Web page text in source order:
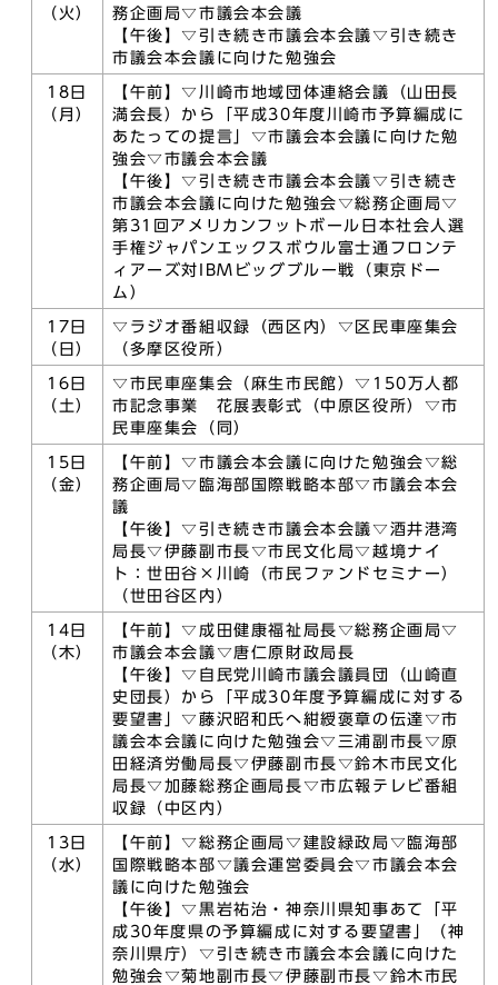
（火）
務企画局▽市議会本会議
【午後】▽引き続き市議会本会議▽引き続き
市議会本会議に向けた勉強会
18日
（月）
【午前】▽川崎市地域団体連絡会議（山田長
満会長）から「平成30年度川崎市予算編成に
あたっての提言」▽市議会本会議に向けた勉
強会▽市議会本会議
【午後】▽引き続き市議会本会議▽引き続き
市議会本会議に向けた勉強会▽総務企画局▽
第31回アメリカンフットボール日本社会人選
手権ジャパンエックスボウル富士通フロンテ
ィアーズ対IBMビッグブルー戦（東京ドー
ム）
17日
（日）
▽ラジオ番組収録（西区内）▽区民車座集会
（多摩区役所）
16日
（土）
▽市民車座集会（麻生市民館）▽150万人都
市記念事業 花展表彰式（中原区役所）▽市
民車座集会（同）
15日
（金）
【午前】▽市議会本会議に向けた勉強会▽総
務企画局▽臨海部国際戦略本部▽市議会本会
議
【午後】▽引き続き市議会本会議▽酒井港湾
局長▽伊藤副市長▽市民文化局▽越境ナイ
ト：世田谷×川崎（市民ファンドセミナー）
（世田谷区内）
14日
（木）
【午前】▽成田健康福祉局長▽総務企画局▽
市議会本会議▽唐仁原財政局長
【午後】▽自民党川崎市議会議員団（山崎直
史団長）から「平成30年度予算編成に対する
要望書」▽藤沢昭和氏へ紺綬褒章の伝達▽市
議会本会議に向けた勉強会▽三浦副市長▽原
田経済労働局長▽伊藤副市長▽鈴木市民文化
局長▽加藤総務企画局長▽市広報テレビ番組
収録（中区内）
13日
（水）
【午前】▽総務企画局▽建設緑政局▽臨海部
国際戦略本部▽議会運営委員会▽市議会本会
議に向けた勉強会
【午後】▽黒岩祐治・神奈川県知事あて「平
成30年度県の予算編成に対する要望書」（神
奈川県庁）▽引き続き市議会本会議に向けた
勉強会▽菊地副市長▽伊藤副市長▽鈴木市民